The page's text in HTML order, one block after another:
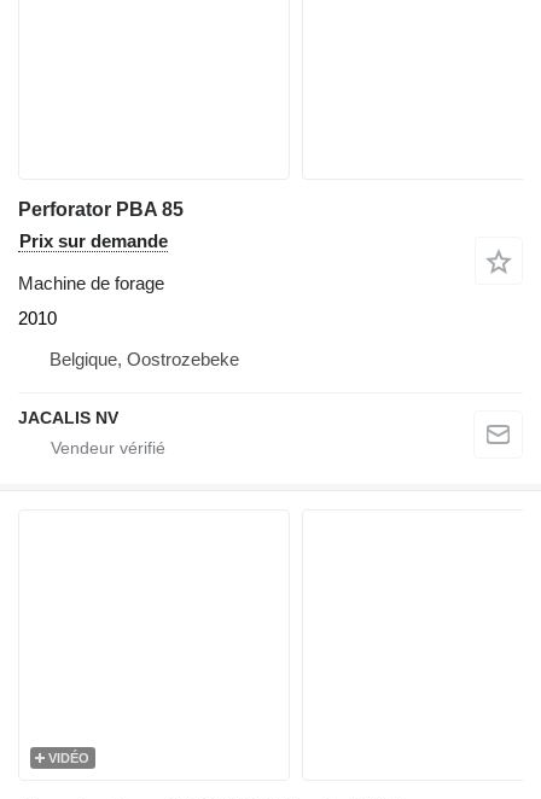
Perforator PBA 85
Prix sur demande
Machine de forage
2010
Belgique, Oostrozebeke
JACALIS NV
VIDÉO